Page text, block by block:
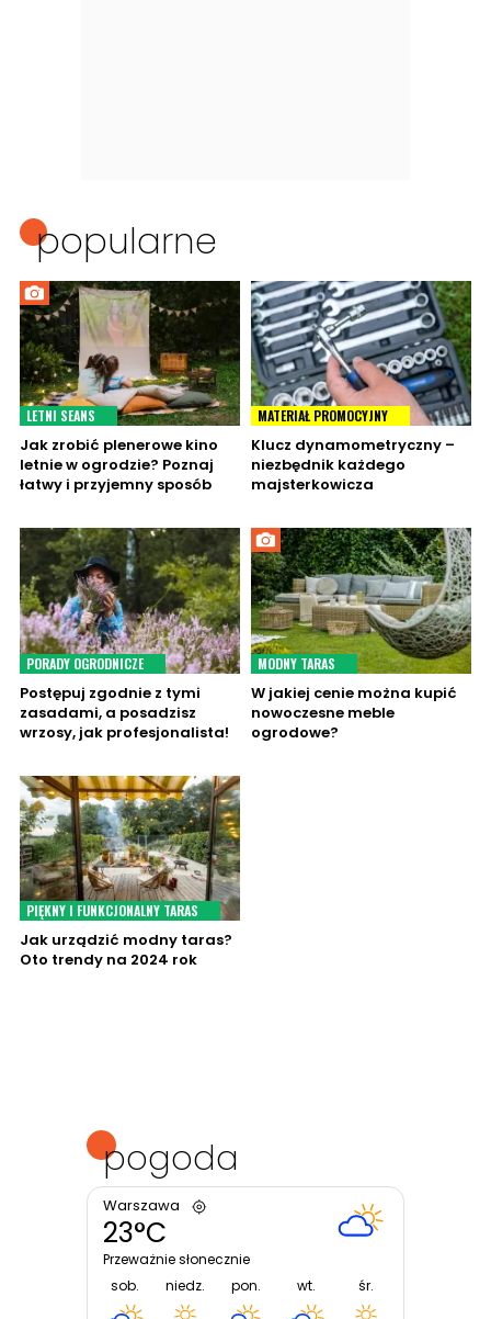
popularne
LETNI SEANS
Jak zrobić plenerowe kino
letnie w ogrodzie? Poznaj
łatwy i przyjemny sposób
MATERIAŁ PROMOCYJNY
Klucz dynamometryczny –
niezbędnik każdego
majsterkowicza
PORADY OGRODNICZE
Postępuj zgodnie z tymi
zasadami, a posadzisz
wrzosy, jak profesjonalista!
MODNY TARAS
W jakiej cenie można kupić
nowoczesne meble
ogrodowe?
PIĘKNY I FUNKCJONALNY TARAS
Jak urządzić modny taras?
Oto trendy na 2024 rok
pogoda
Warszawa
23°C
Przeważnie słonecznie
sob.
niedz. pon. wt. śr.